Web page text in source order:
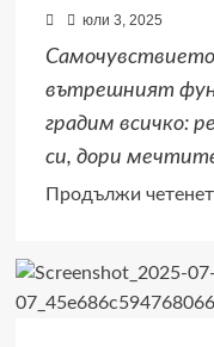
юли 3, 2025
вътрешният
градим всичко:
си, дори
Продължи